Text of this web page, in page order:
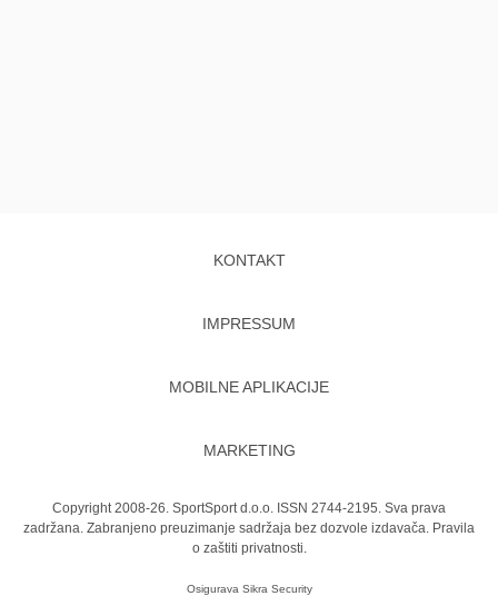
KONTAKT
IMPRESSUM
MOBILNE APLIKACIJE
MARKETING
Copyright 2008-26. SportSport d.o.o. ISSN 2744-2195. Sva prava
zadržana. Zabranjeno preuzimanje sadržaja bez dozvole izdavača. Pravila
o zaštiti privatnosti.
Osigurava Sikra Security